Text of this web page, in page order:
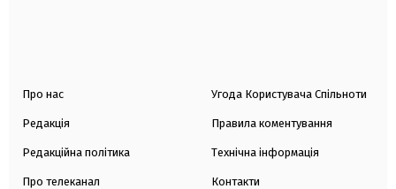
Про нас
Редакція
Редакційна політика
Про телеканал
Угода Користувача Спільноти
Правила коментування
Технічна інформація
Контакти